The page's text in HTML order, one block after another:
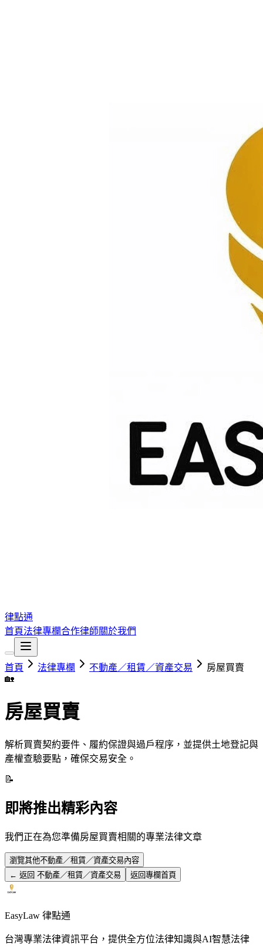
律點通
首頁法律專欄合作律師關於我們
首頁 法律專欄 不動產／租賃／資產交易
房屋買賣
🏡
房屋買賣
解析買賣契約要件、履約保證與過戶程序，並提供土地登記與
產權查驗要點，確保交易安全。
📝
即將推出精彩內容
我們正在為您準備房屋買賣相關的專業法律文章
瀏覽其他不動產／租賃／資產交易內容
← 返回 不動產／租賃／資產交易 返回專欄首頁
EasyLaw 律點通
台灣專業法律資訊平台，提供全方位法律知識與AI智慧法律